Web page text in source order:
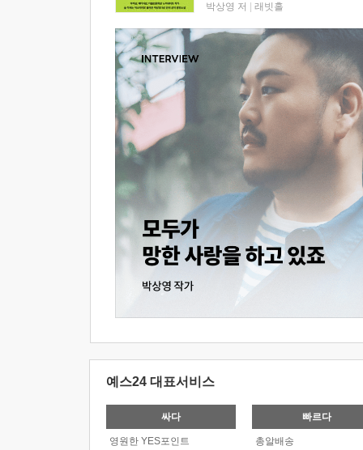
박상영 저 래빗홀
예스24 대표서비스
싸다
영원한 YES포인트
빠르다
총알배송